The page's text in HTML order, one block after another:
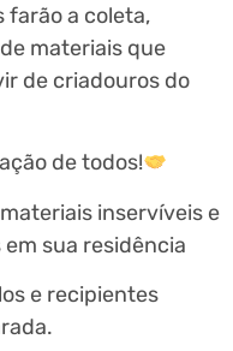
farão a coleta,
materiais que
de criadouros do
de todos!
inservíveis e
sua residência
e recipientes